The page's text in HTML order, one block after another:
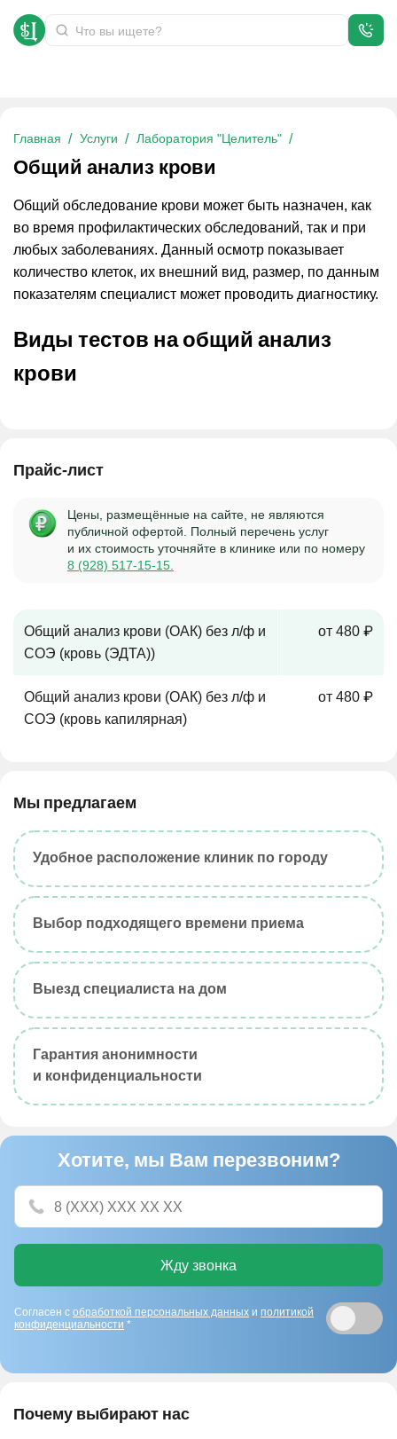
Главная Услуги Лаборатория "Целитель"
Общий анализ крови
Общий анализ крови
Общий обследование крови может быть назначен, как
во время профилактических обследований, так и при
любых заболеваниях. Данный осмотр показывает
количество клеток, их внешний вид, размер, по данным
показателям специалист может проводить диагностику.
Виды тестов на общий анализ
крови
Прайс-лист
Цены, размещённые на сайте, не являются
публичной офертой. Полный перечень услуг
и их стоимость уточняйте в клинике или по номеру
8 (928) 517-15-15.
Общий анализ крови (ОАК) без л/ф и
СОЭ (кровь (ЭДТА))
от 480 ₽
Общий анализ крови (ОАК) без л/ф и
СОЭ (кровь капилярная)
от 480 ₽
Мы предлагаем
Удобное расположение клиник по городу
Выбор подходящего времени приема
Выезд специалиста на дом
Гарантия анонимности
и конфиденциальности
Хотите, мы Вам перезвоним?
Жду звонка
Согласен с обработкой персональных данных и политикой
конфиденциальности *
Почему выбирают нас